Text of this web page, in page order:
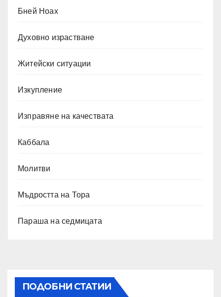
Бней Ноах
Духовно израстване
Житейски ситуации
Изкупление
Изправяне на качествата
Каббала
Молитви
Мъдростта на Тора
Параша на седмицата
ПОДОБНИ СТАТИИ